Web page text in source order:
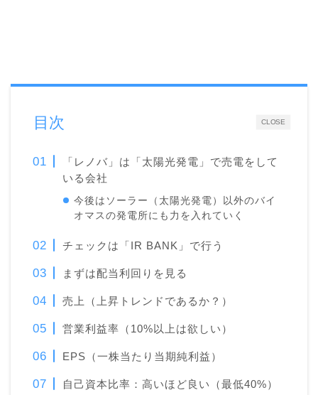
CLOSE
目次
「レノバ」は「太陽光発電」で売電をして
いる会社
今後はソーラー（太陽光発電）以外のバイ
オマスの発電所にも力を入れていく
チェックは「IR BANK」で行う
まずは配当利回りを見る
売上（上昇トレンドであるか？）
営業利益率（10%以上は欲しい）
EPS（一株当たり当期純利益）
自己資本比率：高いほど良い（最低40%）